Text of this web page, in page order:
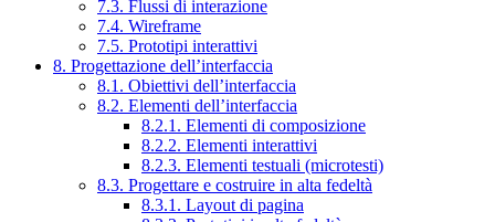
7.3. Flussi di interazione
7.4. Wireframe
7.5. Prototipi interattivi
8. Progettazione dell’interfaccia
8.1. Obiettivi dell’interfaccia
8.2. Elementi dell’interfaccia
8.2.1. Elementi di composizione
8.2.2. Elementi interattivi
8.2.3. Elementi testuali (microtesti)
8.3. Progettare e costruire in alta fedeltà
8.3.1. Layout di pagina